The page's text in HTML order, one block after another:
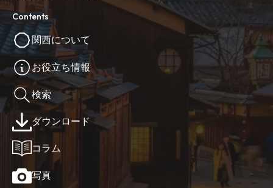
Contents
関西について
お役立ち情報
検索
ダウンロード
コラム
写真